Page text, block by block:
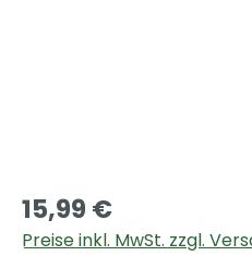
15,99 €
Preise inkl. MwSt. zzgl.